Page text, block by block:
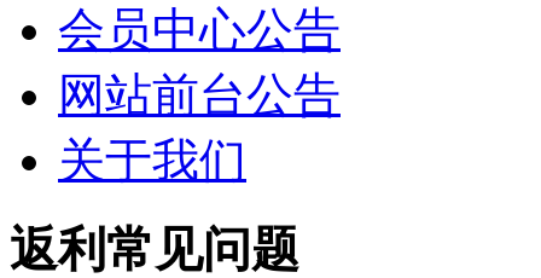
会员中心公告
网站前台公告
关于我们
返利常见问题